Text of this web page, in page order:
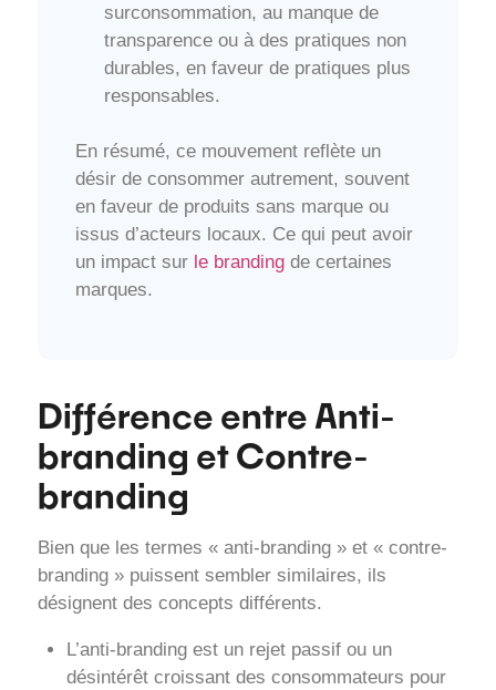
surconsommation, au manque de
transparence ou à des pratiques non
durables, en faveur de pratiques plus
responsables.
En résumé, ce mouvement reflète un
désir de consommer autrement, souvent
en faveur de produits sans marque ou
issus d’acteurs locaux. Ce qui peut avoir
un impact sur le branding de certaines
marques.
Différence entre Anti-
branding et Contre-
branding
Bien que les termes « anti-branding » et « contre-
branding » puissent sembler similaires, ils
désignent des concepts différents.
L’anti-branding est un rejet passif ou un
désintérêt croissant des consommateurs pour